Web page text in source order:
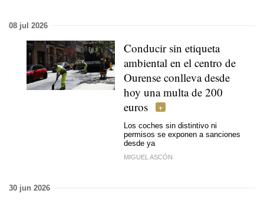
08 jul 2026
Conducir sin etiqueta
ambiental en el centro de
Ourense conlleva desde
hoy una multa de 200
euros
Los coches sin distintivo ni
permisos se exponen a sanciones
desde ya
MIGUEL ASCÓN
30 jun 2026